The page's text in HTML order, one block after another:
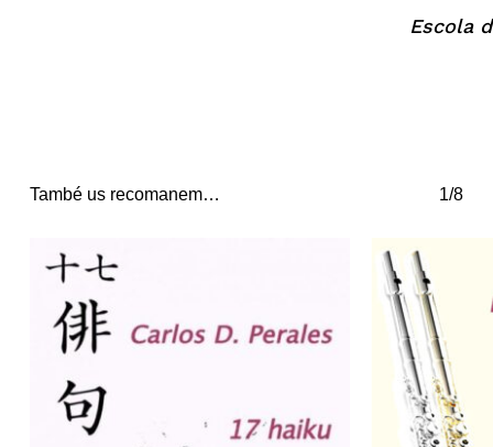
Escola
També us recomanem… 1/8